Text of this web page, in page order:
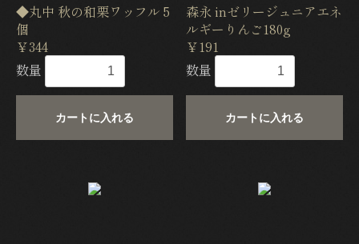
◆丸中 秋の和栗ワッフル 5
個
￥344
数量
カートに入れる
森永 inゼリージュニアエネ
ルギーりんご180g
￥191
数量
カートに入れる